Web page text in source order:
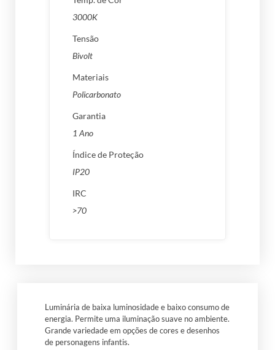
3000K
Tensão
Bivolt
Materiais
Policarbonato
Garantia
1 Ano
Índice de Proteção
IP20
IRC
>70
Luminária de baixa luminosidade e baixo consumo de
energia. Permite uma iluminação suave no ambiente.
Grande variedade em opções de cores e desenhos
de personagens infantis.